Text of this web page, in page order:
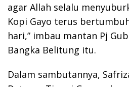
agar Allah selalu
Kopi Gayo terus
hari,” imbau mantan Pj
Bangka Belitung itu.
Dalam sambutannya,